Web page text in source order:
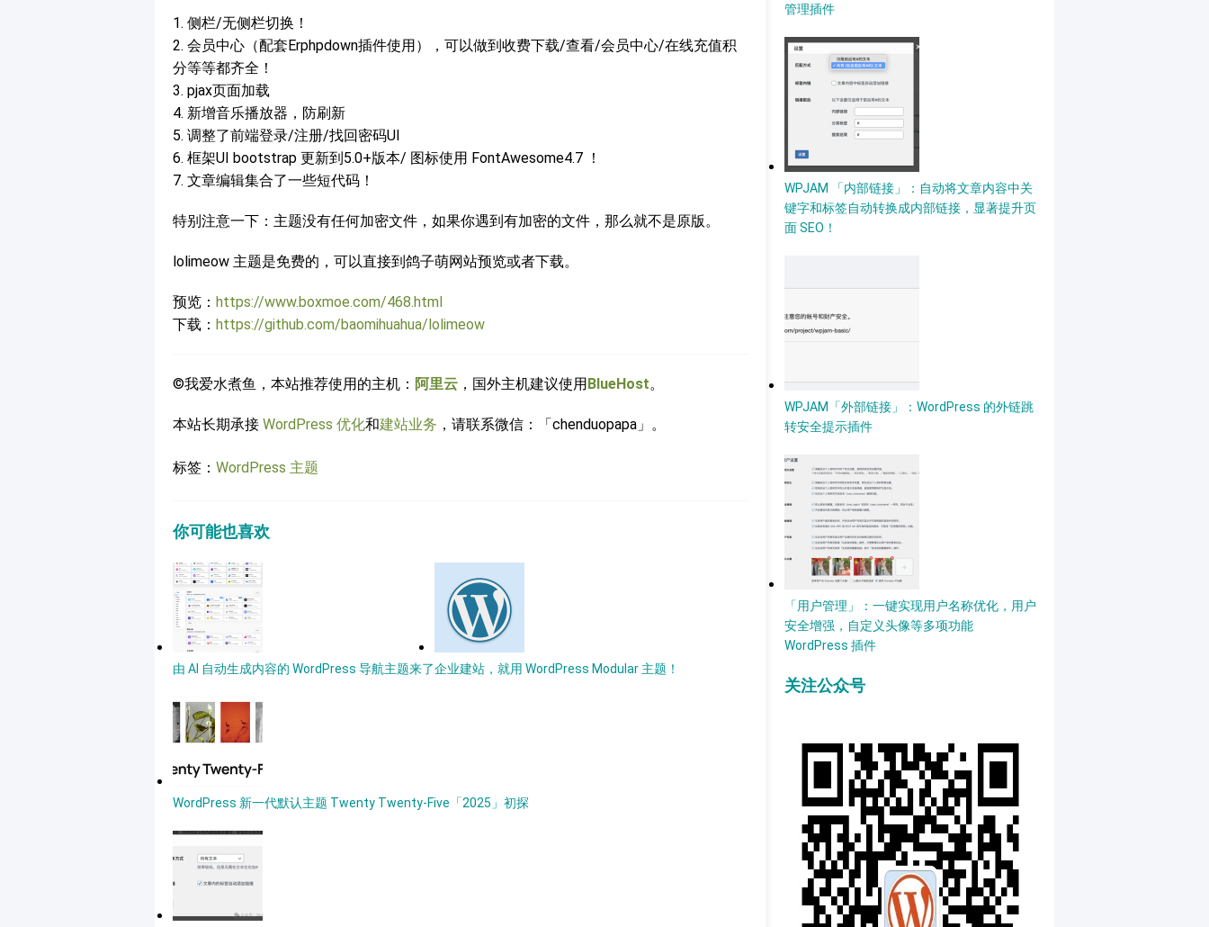
1. 侧栏/无侧栏切换！
2. 会员中心（配套Erphpdown插件使用），可以做到收费下载/查看/会员中心/在线充值积
分等等都齐全！
3. pjax页面加载
4. 新增音乐播放器，防刷新
5. 调整了前端登录/注册/找回密码UI
6. 框架UI bootstrap 更新到5.0+版本/ 图标使用 FontAwesome4.7 ！
7. 文章编辑集合了一些短代码！
特别注意一下：主题没有任何加密文件，如果你遇到有加密的文件，那么就不是原版。
lolimeow 主题是免费的，可以直接到鸽子萌网站预览或者下载。
预览： https://www.boxmoe.com/468.html
下载： https://github.com/baomihuahua/lolimeow
©我爱水煮鱼，本站推荐使用的主机： 阿里云 ，国外主机建议使用 BlueHost。
本站长期承接 WordPress 优化和建站业务 ，请联系微信：「chenduopapa」。
标签： WordPress 主题
你可能也喜欢
由 AI 自动生成内容的 WordPress 导航主题来了企业建站，就用 WordPress Modular 主题！
WordPress 新一代默认主题 Twenty Twenty-Five「2025」初探
管理插件
WPJAM 「内部链接」：自动将文章内容中关
键字和标签自动转换成内部链接，显著提升页
面 SEO！
WPJAM「外部链接」：WordPress 的外链跳
转安全提示插件
「用户管理」：一键实现用户名称优化，用户
安全增强，自定义头像等多项功能
WordPress 插件
关注公众号